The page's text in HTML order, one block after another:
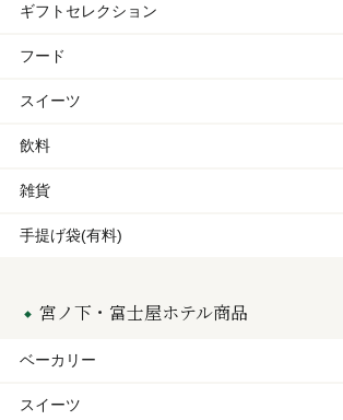
ギフトセレクション
フード
スイーツ
飲料
雑貨
手提げ袋(有料)
宮ノ下・富士屋ホテル商品
ベーカリー
スイーツ